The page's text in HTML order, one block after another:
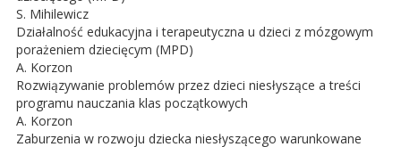
S. Mihilewicz
Działalność edukacyjna i terapeutyczna u dzieci z mózgowym
porażeniem dziecięcym (MPD)
A. Korzon
Rozwiązywanie problemów przez dzieci niesłyszące a treści
programu nauczania klas początkowych
A. Korzon
Zaburzenia w rozwoju dziecka niesłyszącego warunkowane